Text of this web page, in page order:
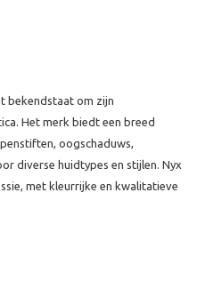
bekendstaat om zijn
Het merk biedt een breed
oogschaduws,
diverse huidtypes en stijlen. Nyx
met kleurrijke en kwalitatieve